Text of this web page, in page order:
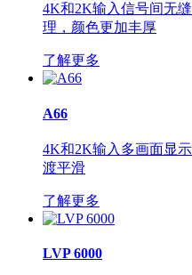
4K和2K输入信号间无
理，颜色更加丰厚
了解更多
A66
4K和2K输入多画面显
渡平滑
了解更多
LVP 6000